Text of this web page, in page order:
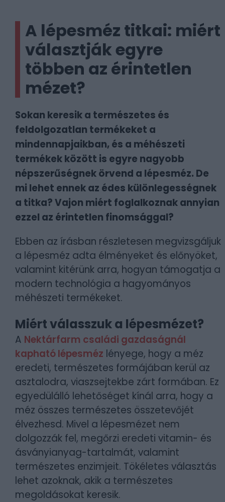
A lépesméz titkai: miért
választják egyre
többen az érintetlen
mézet?
Sokan keresik a természetes és
feldolgozatlan termékeket a
mindennapjaikban, és a méhészeti
termékek között is egyre nagyobb
népszerűségnek örvend a lépesméz. De
mi lehet ennek az édes különlegességnek
a titka? Vajon miért foglalkoznak annyian
ezzel az érintetlen finomsággal?
Ebben az írásban részletesen megvizsgáljuk
a lépesméz adta élményeket és előnyöket,
valamint kitérünk arra, hogyan támogatja a
modern technológia a hagyományos
méhészeti termékeket.
Miért válasszuk a lépesmézet?
A Nektárfarm családi gazdaságnál
kapható lépesméz lényege, hogy a méz
eredeti, természetes formájában kerül az
asztalodra, viaszsejtekbe zárt formában. Ez
egyedülálló lehetőséget kínál arra, hogy a
méz összes természetes összetevőjét
élvezhesd. Mivel a lépesmézet nem
dolgozzák fel, megőrzi eredeti vitamin- és
ásványianyag-tartalmát, valamint
természetes enzimjeit. Tökéletes választás
lehet azoknak, akik a természetes
megoldásokat keresik.